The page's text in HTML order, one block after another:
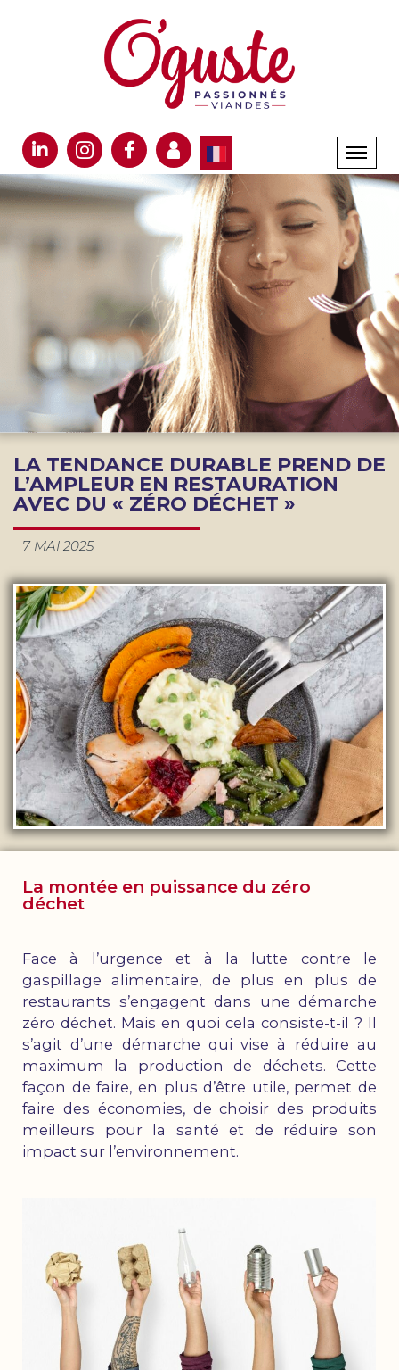
LA TENDANCE DURABLE PREND DE
L’AMPLEUR EN RESTAURATION
AVEC DU « ZÉRO DÉCHET »
7 MAI 2025
La montée en puissance du zéro
déchet
Face à l’urgence et à la lutte contre le
gaspillage alimentaire, de plus en plus de
restaurants s’engagent dans une démarche
zéro déchet. Mais en quoi cela consiste-t-il ? Il
s’agit d’une démarche qui vise à réduire au
maximum la production de déchets. Cette
façon de faire, en plus d’être utile, permet de
faire des économies, de choisir des produits
meilleurs pour la santé et de réduire son
impact sur l’environnement.